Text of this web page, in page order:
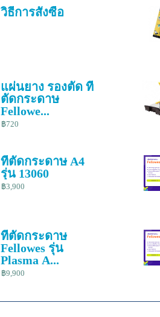
วิธีการสั่งซื้อ
แผ่นยาง รองตัด ที่
ตัดกระดาษ
Fellowe...
฿720
ที่ตัดกระดาษ A4
รุ่น 13060
฿3,900
ที่ตัดกระดาษ
Fellowes รุ่น
Plasma A...
฿9,900